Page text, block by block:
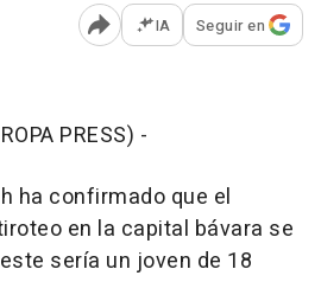
Abrir opciones para
IA Seguir en
PRESS) -
ha confirmado que el
en la capital bávara se
sería un joven de 18